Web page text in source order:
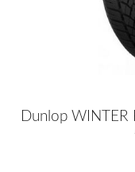
Dunlop WINTER